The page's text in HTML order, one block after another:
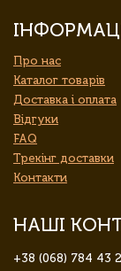
Про нас
Каталог товарів
Доставка і оплата
Відгуки
FAQ
Трекінг доставки
Контакти
НАШІ
+38 (068) 784 43